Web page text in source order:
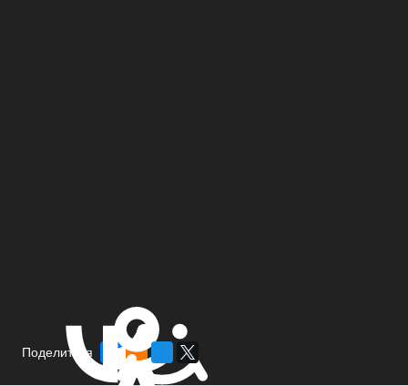
Поделиться